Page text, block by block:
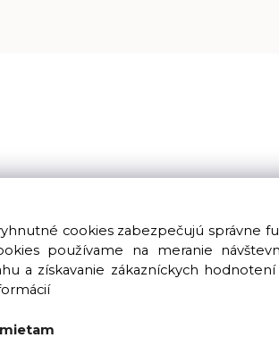
2026 LIOLUS s.r.o. Všetky práva vyhradené.
Ku Bratke 11, Levice, 934 05
cookies zabezpečujú správne
používame na meranie
a získavanie zákazníckych